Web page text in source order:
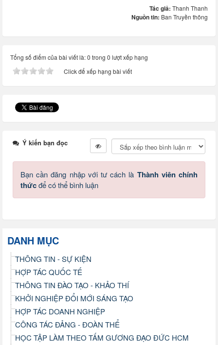
Tác giả: Thanh Thanh
Nguồn tin: Ban Truyền thông
Tổng số điểm của bài viết là: 0 trong 0 lượt xếp hạng
Click để xếp hạng bài viết
Ý kiến bạn đọc
Bạn cần đăng nhập với tư cách là Thành viên chính
thứcđể có thể bình luận
DANH MỤC
THÔNG TIN - SỰ KIỆN
HỢP TÁC QUỐC TẾ
THÔNG TIN ĐÀO TẠO - KHẢO THÍ
KHỞI NGHIỆP ĐỔI MỚI SÁNG TẠO
HỢP TÁC DOANH NGHIỆP
CÔNG TÁC ĐẢNG - ĐOÀN THỂ
HỌC TẬP LÀM THEO TẤM GƯƠNG ĐẠO ĐỨC HCM